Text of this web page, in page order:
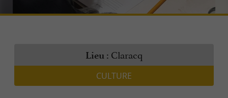
Lieu : Claracq
CULTURE